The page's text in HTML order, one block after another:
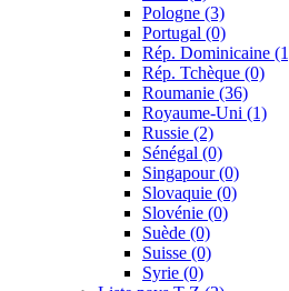
Pologne (3)
Portugal (0)
Rép. Dominicaine
Rép. Tchèque (0)
Roumanie (36)
Royaume-Uni (1)
Russie (2)
Sénégal (0)
Singapour(0)
Slovaquie (0)
Slovénie (0)
Suède (0)
Suisse (0)
Syrie (0)